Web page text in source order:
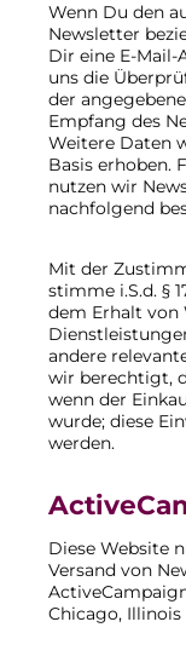
Wenn Du den
Newsletter
Dir eine E-Mail-
uns die
der
Empfang des
Weitere Daten
Basis erhoben.
nutzen wir
nachfolgend
Mit der
stimme i.S.d. §
dem Erhalt von
andere
wir berechtigt,
wenn der
wurde; diese
werden.
Diese Website
Versand von
Chicago, Illinois